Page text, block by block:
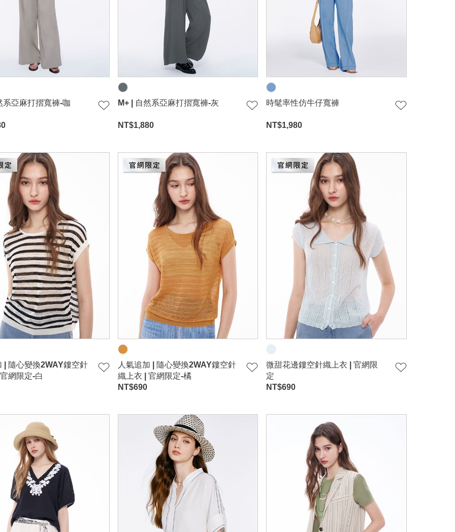
系亞麻打摺寬褲-咖 M+ | 自然系亞麻打摺寬褲-灰
NT$1,880
時髦率性仿牛仔寬褲
NT$1,980
| 隨心變換2WAY鏤空針
網限定-白
人氣追加 | 隨心變換2WAY鏤空針
織上衣 | 官網限定-橘
NT$690
微甜花邊鏤空針織上衣 | 官網限
定
NT$690